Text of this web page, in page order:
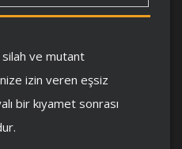
ve mutant
izin veren eşsiz
bir kıyamet sonrası